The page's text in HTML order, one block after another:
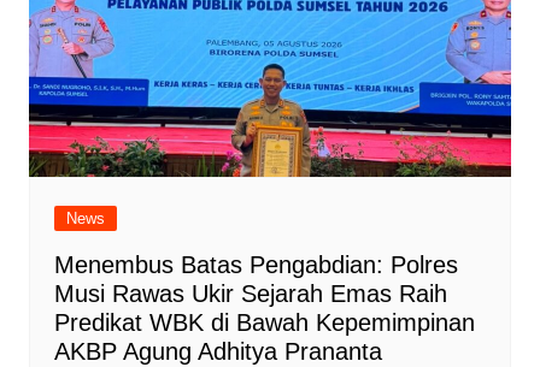
News
Menembus Batas Pengabdian: Polres
Musi Rawas Ukir Sejarah Emas Raih
Predikat WBK di Bawah Kepemimpinan
AKBP Agung Adhitya Prananta